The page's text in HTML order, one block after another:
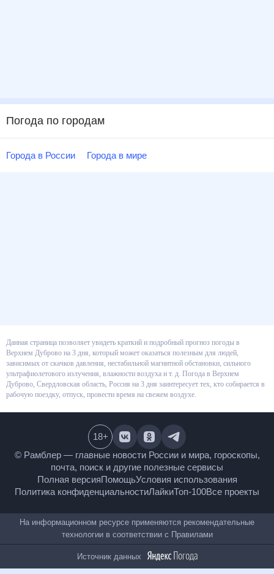
Погода по городам
Города в России Города в мире
Данная страница позволяет увидеть краткий и подробный прогноз
погоды в Верхнем Дуброво на 3 дня, который может оказаться полезным
для людей, зависимых от скачков давления, нестабильной магнитной
обстановки, сильного ультрафиолетового излучения, влажности воздуха
и т. д. Погода в Верхнем Дуброво, Свердловская область, Россия на 3 дня
заинтересует тех, кто собирается в рабочую поездку, отпуск, провести
© Рамблер — главные новости России и мира,
гороскопы, почта, поиск и другие полезные сервисы
Полная версияПомощьУсловия использования
Все проекты
18+
На информационном ресурсе применяются
рекомендательные технологии в соответствии с